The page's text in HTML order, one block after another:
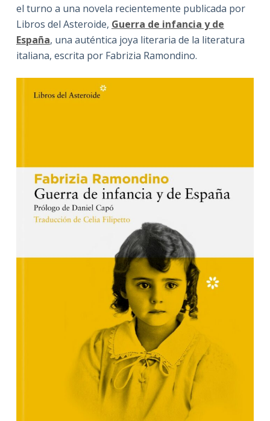
el turno a una novela recientemente publicada por
Libros del Asteroide, Guerra de infancia y de
España, una auténtica joya literaria de la literatura
italiana, escrita por Fabrizia Ramondino.